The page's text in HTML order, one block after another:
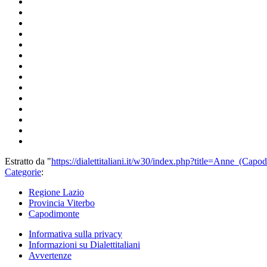
Estratto da "https://dialettitaliani.it/w30/
Categorie:
Regione Lazio
Provincia Viterbo
Capodimonte
Informativa sulla privacy
Informazioni su Dialettitaliani
Avvertenze